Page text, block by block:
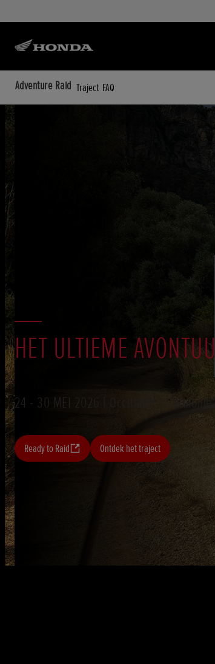
Adventure Raid Traject FAQ
HET ULTIEME AVONTUUR
24 - 30 MEI 2026 | Occitanië > Catalonië
Ready to Raid Ontdek het traject